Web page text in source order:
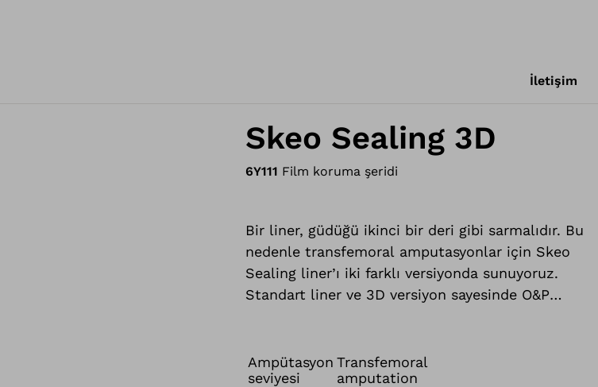
İletişim
Skeo Sealing 3D
6Y111 Film koruma şeridi
Bir liner, güdüğü ikinci bir deri gibi sarmalıdır. Bu
nedenle transfemoral amputasyonlar için Skeo
Sealing liner’ı iki farklı versiyonda sunuyoruz.
Standart liner ve 3D versiyon sayesinde O&P
Ampütasyon
seviyesi
Transfemoral
amputation